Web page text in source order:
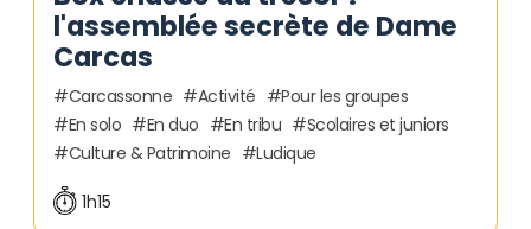
l'assemblée secrète de Dame
Carcas
Carcassonne Activité
Pour les groupes
En solo
En duo En tribu
Scolaires et juniors
Culture & Patrimoine
Ludique
1h15